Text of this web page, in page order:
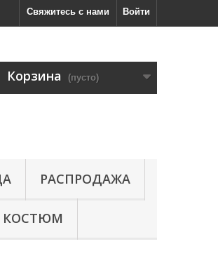
Войти
Свяжитесь с нами
Корзина (пусто)
РАСПРОДАЖА